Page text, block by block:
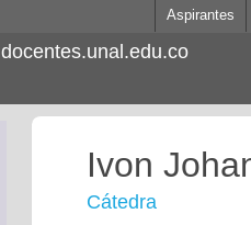
Aspirantes
docentes.unal.edu.co
Ivon
Cátedra